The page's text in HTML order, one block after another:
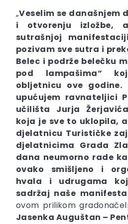
„Veselim se današnjem
i otvorenju izložbe,
sutrašnjoj
pozivam sve sutra i
Belec i podrže belečku
pod lampašima“
obljetnicu ove godine.
upućujem ravnateljici
učilišta Jurja
koja je sve to uklopila,
djelatnicu Turističke
djelatnicima Grada
dana neumorno rade
ovako smišljeno i
hvala i udrugama
sadržaj naše
ovom prilikom
Jasenka Auguštan –